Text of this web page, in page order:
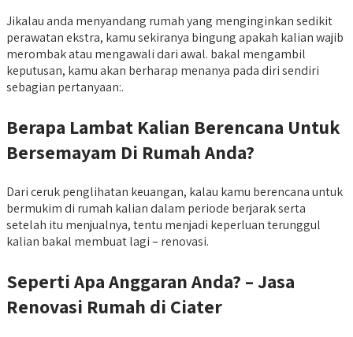
Jikalau anda menyandang rumah yang menginginkan sedikit
perawatan ekstra, kamu sekiranya bingung apakah kalian wajib
merombak atau mengawali dari awal. bakal mengambil
keputusan, kamu akan berharap menanya pada diri sendiri
sebagian pertanyaan:.
Berapa Lambat Kalian Berencana Untuk
Bersemayam Di Rumah Anda?
Dari ceruk penglihatan keuangan, kalau kamu berencana untuk
bermukim di rumah kalian dalam periode berjarak serta
setelah itu menjualnya, tentu menjadi keperluan terunggul
kalian bakal membuat lagi – renovasi.
Seperti Apa Anggaran Anda? – Jasa
Renovasi Rumah di Ciater